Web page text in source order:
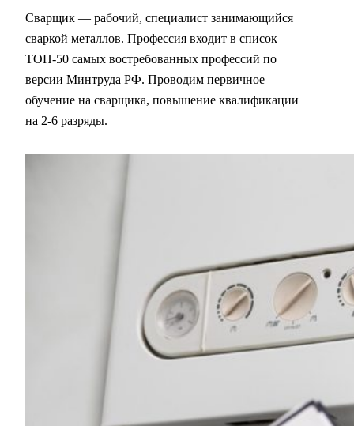
Сварщик — рабочий, специалист занимающийся
сваркой металлов. Профессия входит в список
ТОП-50 самых востребованных профессий по
версии Минтруда РФ. Проводим первичное
обучение на сварщика, повышение квалификации
на 2-6 разряды.